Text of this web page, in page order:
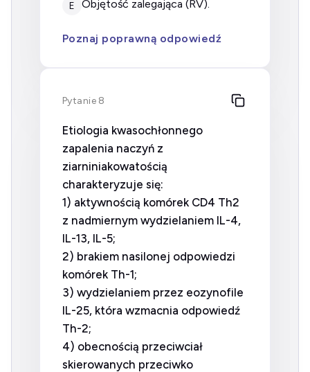
E objętość zalegająca (RV).
Poznaj poprawną odpowiedź
Pytanie 8
Etiologia kwasochłonnego
zapalenia naczyń z
ziarniniakowatością
charakteryzuje się:
1) aktywnością komórek CD4 Th2
z nadmiernym wydzielaniem IL-4,
IL-13, IL-5;
2) brakiem nasilonej odpowiedzi
komórek Th-1;
3) wydzielaniem przez eozynofile
IL-25, która wzmacnia odpowiedź
Th-2;
4) obecnością przeciwciał
skierowanych przeciwko